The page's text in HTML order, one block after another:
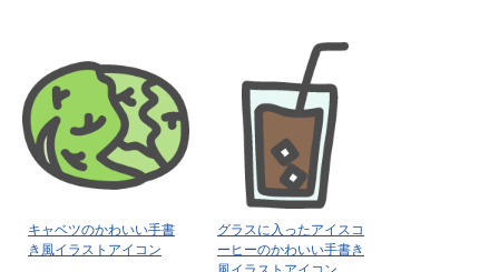
キャベツのかわいい手書
き風イラストアイコン
グラスに入ったアイスコ
ーヒーのかわいい手書き